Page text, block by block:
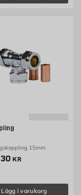
15mm
Pris 30 kr
30 KR
Lägg i varukorg